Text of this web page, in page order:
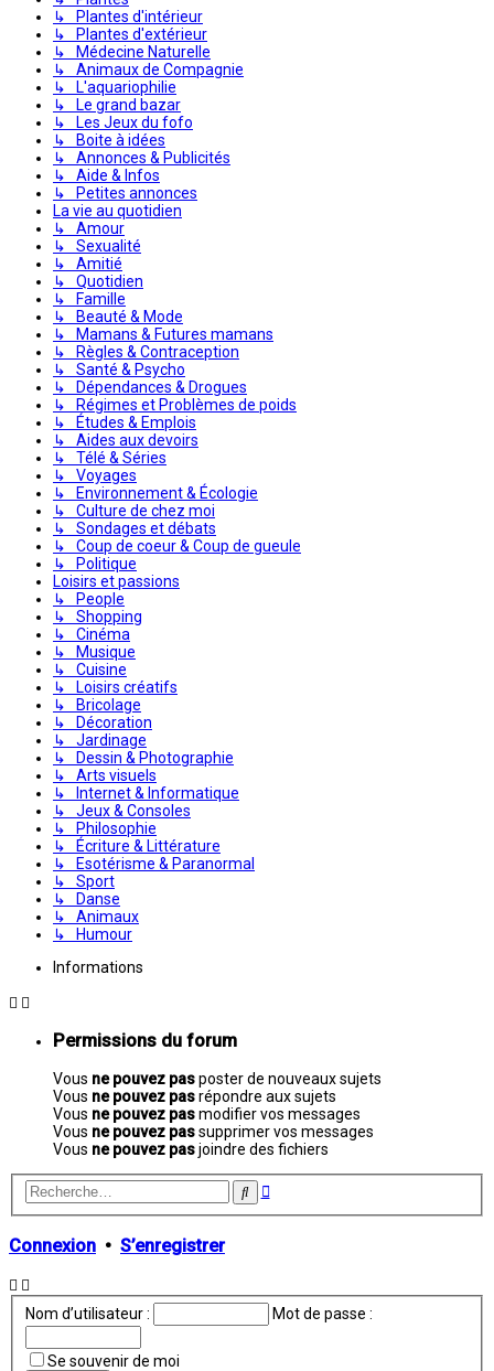
↳ Plantes d'intérieur
↳ Plantes d'extérieur
↳ Médecine Naturelle
↳ Animaux de Compagnie
↳ L'aquariophilie
↳ Le grand bazar
↳ Les Jeux du fofo
↳ Boite à idées
↳ Annonces & Publicités
↳ Aide & Infos
↳ Petites annonces
La vie au quotidien
↳ Amour
↳ Sexualité
↳ Amitié
↳ Quotidien
↳ Famille
↳ Beauté & Mode
↳ Mamans & Futures mamans
↳ Règles & Contraception
↳ Santé & Psycho
↳ Dépendances & Drogues
↳ Régimes et Problèmes de poids
↳ Études & Emplois
↳ Aides aux devoirs
↳ Télé & Séries
↳ Voyages
↳ Environnement & Écologie
↳ Culture de chez moi
↳ Sondages et débats
↳ Coup de coeur & Coup de gueule
↳ Politique
Loisirs et passions
↳ People
↳ Shopping
↳ Cinéma
↳ Musique
↳ Cuisine
↳ Loisirs créatifs
↳ Bricolage
↳ Décoration
↳ Jardinage
↳ Dessin & Photographie
↳ Arts visuels
↳ Internet & Informatique
↳ Jeux & Consoles
↳ Philosophie
↳ Écriture & Littérature
↳ Esotérisme & Paranormal
↳ Sport
↳ Danse
↳ Animaux
↳ Humour
Informations
Permissions du forum
Vous ne pouvez pasposter de nouveaux sujets
Vous ne pouvez pasrépondre aux sujets
Vous ne pouvez pasmodifier vos messages
Vous ne pouvez passupprimer vos messages
Vous ne pouvez pasjoindre des fichiers
Rechercher
Recherche
Connexion • S’enregistrer
Nom d’utilisateur : Mot de passe :
Se souvenir de moi